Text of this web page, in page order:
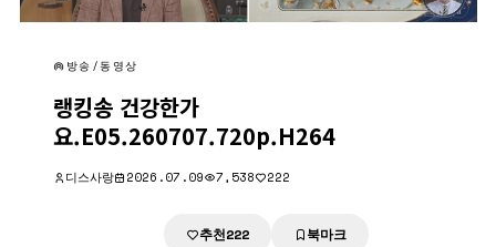
방송/동영상
랭킹송 건강한가
요.E05.260707.720p.H264
디스사랑 2026.07.09 7,538 222
추천222 북마크